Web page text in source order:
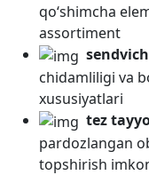
qo‘shimcha
assortiment
chidamliligi va
xususiyatlari
tez
pardozlangan
topshirish